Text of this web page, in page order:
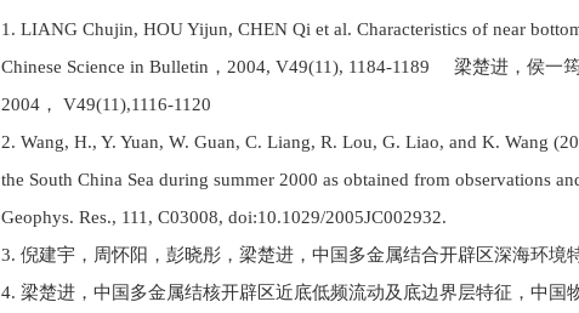
1. LIANG Chujin, HOU Yijun, CHEN Qi et al. Characteristics of near
Chinese Science in Bulletin，2004, V49(11), 1184-1189 梁楚进，侯一
2004， V49(11),1116-1120
2. Wang, H., Y. Yuan, W. Guan, C. Liang, R. Lou, G. Liao, and K. Wang
the South China Sea during summer 2000 as obtained from observations
Geophys. Res., 111, C03008, doi:10.1029/2005JC002932.
3. 倪建宇，周怀阳，彭晓彤，梁楚进，中国多金属结合开辟区深海环境
4. 梁楚进，中国多金属结核开辟区近底低频流动及底边界层特征，中